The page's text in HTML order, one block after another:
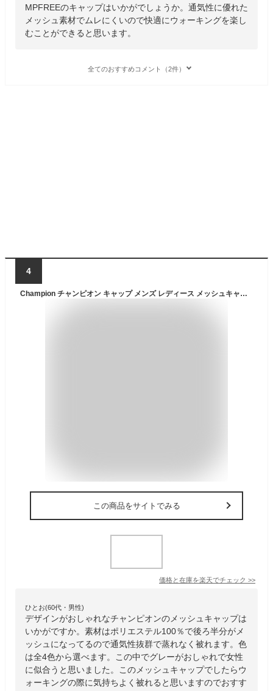
MPFREEのキャップはいかがでしょうか。通気性に優れた
メッシュ素材でムレにくいので快適にウォーキングを楽し
むことができると思います。
全てのおすすめコメント（2件）
4
Champion チャンピオン キャップ メンズ レディース メッシュキャップ 帽子 シートメッシュキャップ ユニセックス ブランド 人気 トレンド 父の日 贈り物 プレゼント 2サイズ 57~59cm 59~61cm
この商品をサイトでみる
価格と在庫を楽天でチェック >>
ひとお(60代・男性)
デザインがおしゃれなチャンピオンのメッシュキャップは
いかがですか。素材はポリエステル100％で後ろ半分がメ
ッシュになってるので通気性抜群で蒸れなく被れます。色
は全4色から選べます。この中でグレーがおしゃれで女性
に似合うと思いました。このメッシュキャップでしたらウ
ォーキングの際に気持ちよく被れると思いますのでおすす